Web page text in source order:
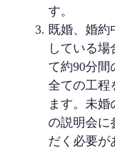
す。
既婚、婚約
している
て約90分間
全ての工程
ます。未婚
の説明会に
だく必要が